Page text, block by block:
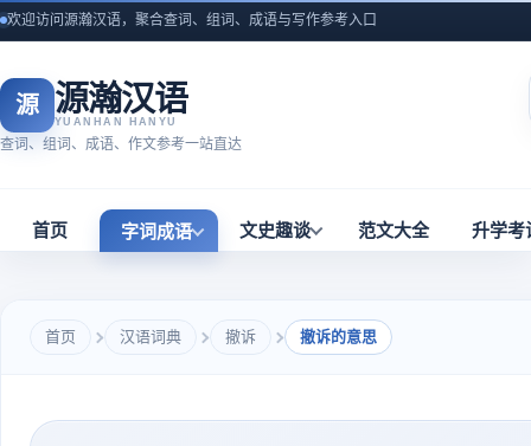
欢迎访问源瀚汉语，聚合查词、组词、成语与写作参考入口
源 源瀚汉语
YUANHAN HANYU
查词、组词、成语、作文参考一站直达
首页 字词成语 文史趣谈 范文大全 升学考
首页 汉语词典 撤诉 撤诉的意思